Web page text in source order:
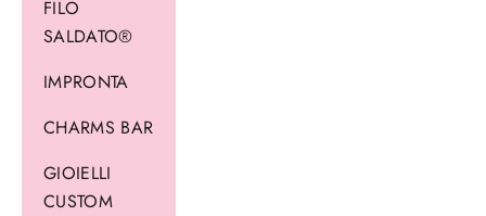
FILO
SALDATO®
IMPRONTA
CHARMS BAR
GIOIELLI
CUSTOM